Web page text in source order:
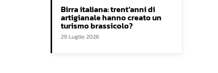
Birra italiana: trent’anni di
artigianale hanno creato un
turismo brassicolo?
29 Luglio 2026